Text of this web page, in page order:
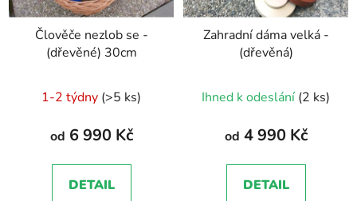
Člověče nezlob se -
(dřevěné) 30cm
hodnocení
produktu
5,0
z
1-2 týdny (>5 ks)
od 6 990 Kč
DETAIL
Zahradní dáma velká -
(dřevěná)
Ihned k odeslání (2 ks)
od 4 990 Kč
DETAIL